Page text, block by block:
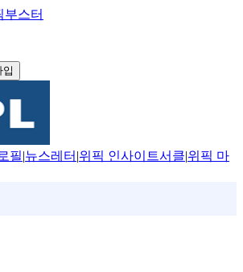
부스터
입
필|뉴스레터 |위픽 인사이트서클|위픽 마